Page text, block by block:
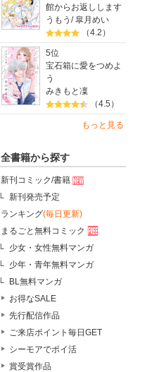
館からお返しします
うもう /皐月めい
（4.2）
5位
宝石箱に愛をつめよ
う
みきもと凜
（4.5）
もっと見る
全書籍から探す
新刊コミック/書籍
新刊発売予定
ランキング(毎日更新)
まるごと無料コミック
少女・女性無料マンガ
少年・青年無料マンガ
BL無料マンガ
お得なSALE
先行配信作品
ご来店ポイント毎日GET
シーモアでポイ活
賞受賞作品